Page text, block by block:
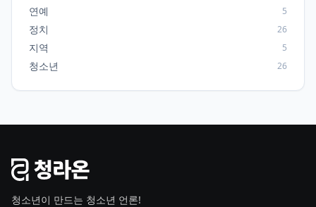
연예 5
정치 26
지역 5
청소년 26
청소년이 만드는 청소년 언론!